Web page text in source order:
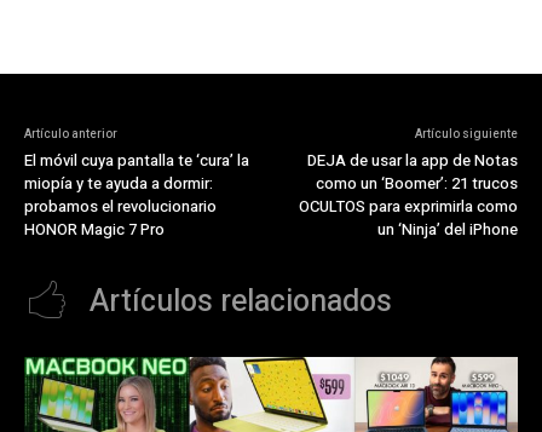
Artículo anterior
El móvil cuya pantalla te ‘cura’ la
miopía y te ayuda a dormir:
probamos el revolucionario
HONOR Magic 7 Pro
Artículo siguiente
DEJA de usar la app de Notas
como un ‘Boomer’: 21 trucos
OCULTOS para exprimirla como
un ‘Ninja’ del iPhone
Artículos relacionados